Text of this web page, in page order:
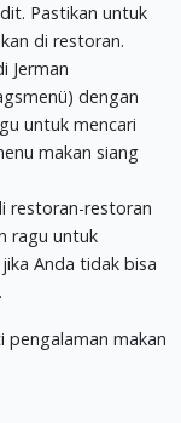
Pastikan untuk
di restoran.
Jerman
dengan
untuk mencari
makan siang
restoran-restoran
ragu untuk
Anda tidak bisa
makan